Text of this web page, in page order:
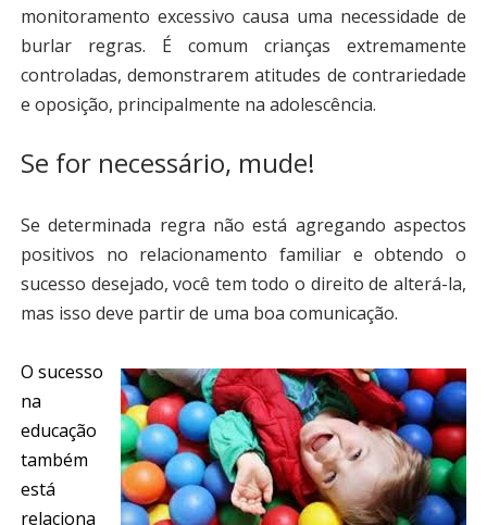
monitoramento excessivo causa uma necessidade de
burlar regras. É comum crianças extremamente
controladas, demonstrarem atitudes de contrariedade
e oposição, principalmente na adolescência.
Se for necessário, mude!
Se determinada regra não está agregando aspectos
positivos no relacionamento familiar e obtendo o
sucesso desejado, você tem todo o direito de alterá-la,
mas isso deve partir de uma boa comunicação.
O sucesso
na
educação
também
está
relaciona